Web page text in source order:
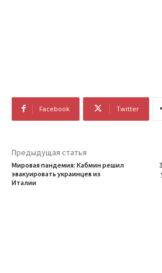
Facebook Twitter
Предыдущая статья
Мировая пандемия: Кабмин решил
эвакуировать украинцев из
Италии